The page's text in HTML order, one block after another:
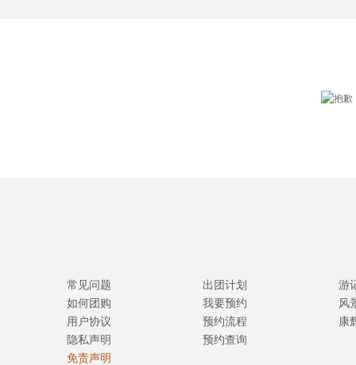
常见问题
如何团购
用户协议
隐私声明
免责声明
出团计划
我要预约
预约流程
预约查询
游
风
康